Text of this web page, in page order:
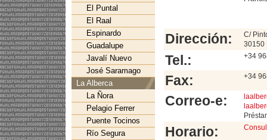
El Puntal
El Raal
Espinardo
Guadalupe
Javalí Nuevo
José Saramago
La Alberca
La Ñora
Pelagio Ferrer
Puente Tocinos
Río Segura
Dirección:
C/
30150
Tel.: +34
Fax: +34
Correo-e:
Horario: